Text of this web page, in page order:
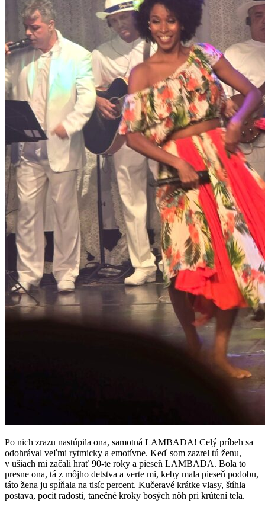
Po nich zrazu nastúpila ona, samotná LAMBADA! Celý príbeh sa
odohrával veľmi rytmicky a emotívne. Keď som zazrel tú ženu,
v ušiach mi začali hrať 90-te roky a pieseň LAMBADA. Bola to
presne ona, tá z môjho detstva a verte mi, keby mala pieseň podobu,
táto žena ju spĺňala na tisíc percent. Kučeravé krátke vlasy, štíhla
postava, pocit radosti, tanečné kroky bosých nôh pri krútení tela.